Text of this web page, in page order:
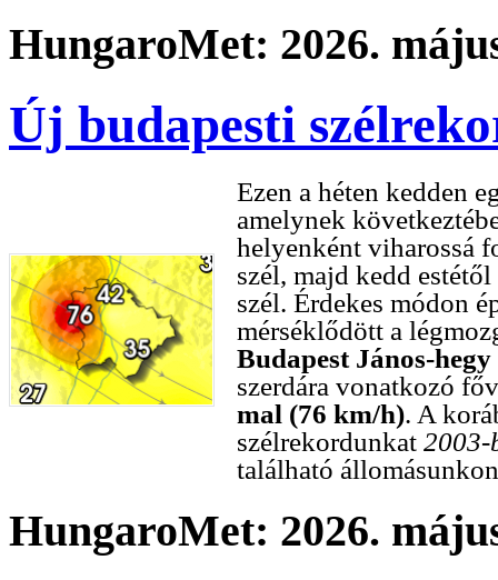
HungaroMet: 2026.
Új budapesti
Ezen a héten kedden
amelynek
helyenként viharossá
szél, majd kedd
szél. Érdekes módon
mérséklődött a
Budapest János-hegy
szerdára vonatkozó
mal (76 km/h). A
szélrekordunkat 2003-
található
HungaroMet: 2026.